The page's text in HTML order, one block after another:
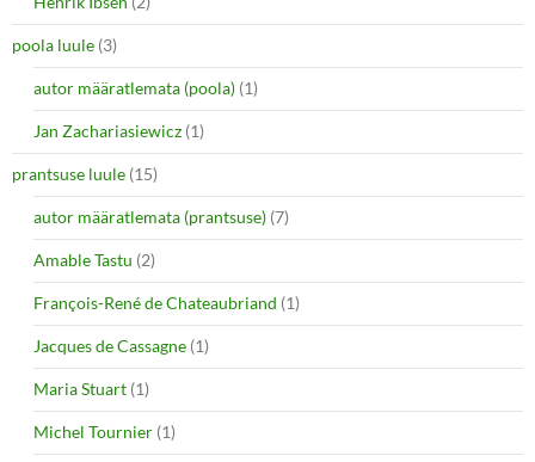
poola luule (3)
autor määratlemata (poola) (1)
Jan Zachariasiewicz (1)
prantsuse luule (15)
autor määratlemata (prantsuse) (7)
Amable Tastu (2)
François-René de Chateaubriand (1)
Jacques de Cassagne (1)
Maria Stuart (1)
Michel Tournier (1)